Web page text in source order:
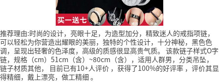
推荐理由:时尚的设计，亮眼十足，为造型加分，精致迷人的戒指项链，
可以轻松为你营造出耀眼的美丽，独特的个性设计，十分神秘，黑色色
调，呈现出轻奢的色泽度，高级的质感很显高贵气质。 该款链子样式O字
链，规格（cm）51cm（含）~80cm（含），适用人群男，分类吊坠，
链子材质其他，
目前已有10+人评价 ，获得了100%的好评率 ，评价其显
得精细，戴上漂亮，做工精细 。